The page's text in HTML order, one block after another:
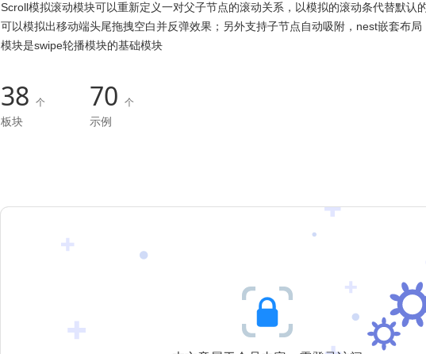
Scroll模拟滚动模块可以重新定义一对父子节点的滚动关系，以模拟的滚动条代替默认
可以模拟出移动端头尾拖拽空白并反弹效果；另外支持子节点自动吸附，nest嵌套布
模块是swipe轮播模块的基础模块
38 个
板块
70 个
示例